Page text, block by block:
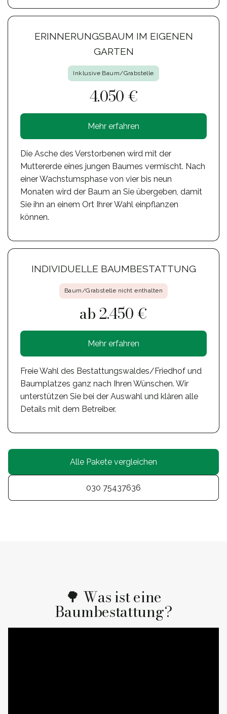
ERINNERUNGSBAUM IM EIGENEN
GARTEN
Inklusive Baum/Grabstelle
4.050 €
Mehr erfahren
Die Asche des Verstorbenen wird mit der
Muttererde eines jungen Baumes vermischt. Nach
einer Wachstumsphase von vier bis neun
Monaten wird der Baum an Sie übergeben, damit
Sie ihn an einem Ort Ihrer Wahl einpflanzen
können.
INDIVIDUELLE BAUMBESTATTUNG
Baum/Grabstelle nicht enthalten
ab 2.450 €
Mehr erfahren
Freie Wahl des Bestattungswaldes/Friedhof und
Baumplatzes ganz nach Ihren Wünschen. Wir
unterstützen Sie bei der Auswahl und klären alle
Details mit dem Betreiber.
Alle Pakete vergleichen
030 75437636
🌳 Was ist eine
Baumbestattung?